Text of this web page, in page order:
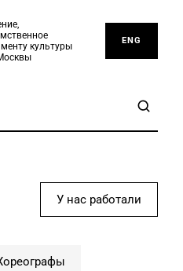
культуры
ENG
У нас работали